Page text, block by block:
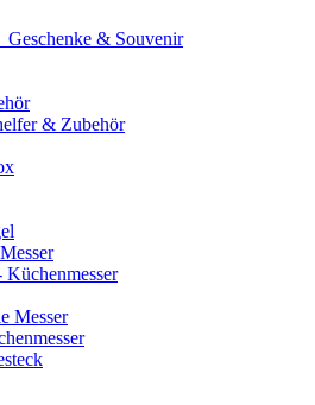
Geschenke & Souvenir
& Zubehör
Küchenmesser
Messer